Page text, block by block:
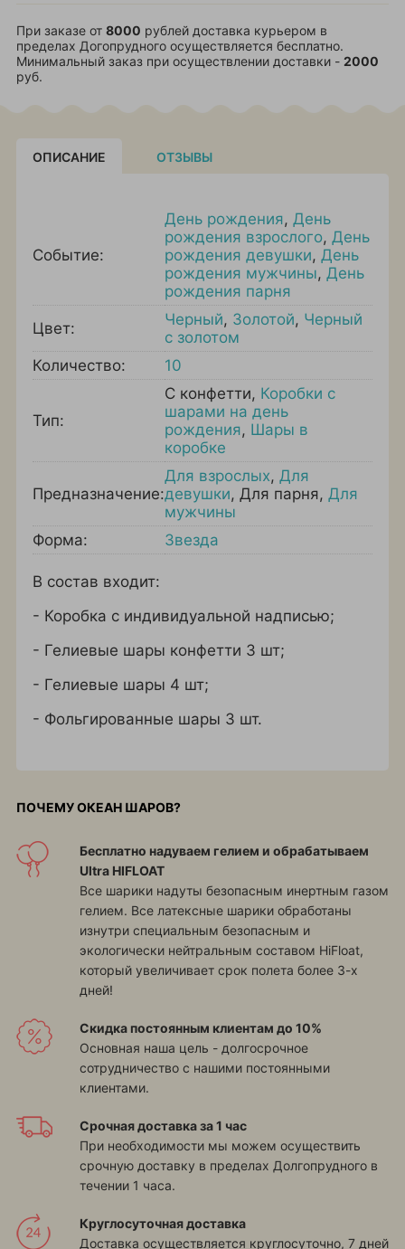
При заказе от 8000 рублей доставка курьером в
пределах Догопрудного осуществляется бесплатно.
Минимальный заказ при осуществлении доставки - 2000
руб.
ОПИСАНИЕ ОТЗЫВЫ
Событие:
День рождения, День
рождения взрослого, День
рождения девушки, День
рождения мужчины, День
рождения парня
Цвет: Черный, Золотой, Черный
с золотом
Количество:
10
Тип:
С конфетти, Коробки с
шарами на день
рождения, Шары в
коробке
Предназначение:
Для взрослых, Для
девушки, Для парня, Для
мужчины
Форма:
Звезда
В состав входит:
- Коробка с индивидуальной надписью;
- Гелиевые шары конфетти 3 шт;
- Гелиевые шары 4 шт;
- Фольгированные шары 3 шт.
ПОЧЕМУ ОКЕАН ШАРОВ?
Бесплатно надуваем гелием и обрабатываем
Ultra HIFLOAT
Все шарики надуты безопасным инертным газом
гелием. Все латексные шарики обработаны
изнутри специальным безопасным и
экологически нейтральным составом HiFloat,
который увеличивает срок полета более 3-х
дней!
Скидка постоянным клиентам до 10%
Основная наша цель - долгосрочное
сотрудничество с нашими постоянными
клиентами.
Срочная доставка за 1 час
При необходимости мы можем осуществить
срочную доставку в пределах Долгопрудного в
течении 1 часа.
Круглосуточная доставка
Доставка осуществляется круглосуточно, 7 дней